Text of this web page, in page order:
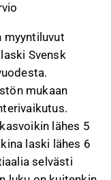
myyntiluvut
Svensk
mukaan
lähes 5
laski lähes 6
selvästi